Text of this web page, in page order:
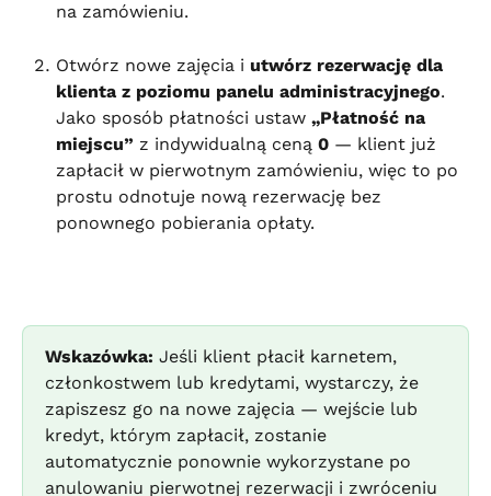
na zamówieniu.
Otwórz nowe zajęcia i utwórz rezerwację dla
klienta z poziomu panelu administracyjnego.
Jako sposób płatności ustaw „Płatność na
miejscu” z indywidualną ceną 0 — klient już
zapłacił w pierwotnym zamówieniu, więc to po
prostu odnotuje nową rezerwację bez
ponownego pobierania opłaty.
Wskazówka: Jeśli klient płacił karnetem,
członkostwem lub kredytami, wystarczy, że
zapiszesz go na nowe zajęcia — wejście lub
kredyt, którym zapłacił, zostanie
automatycznie ponownie wykorzystane po
anulowaniu pierwotnej rezerwacji i zwróceniu